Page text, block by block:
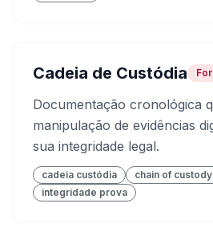
Cadeia de Custódia
Documentação cronológica
manipulação de evidências
sua integridade legal.
cadeia custódia chain of custody
integridade prova